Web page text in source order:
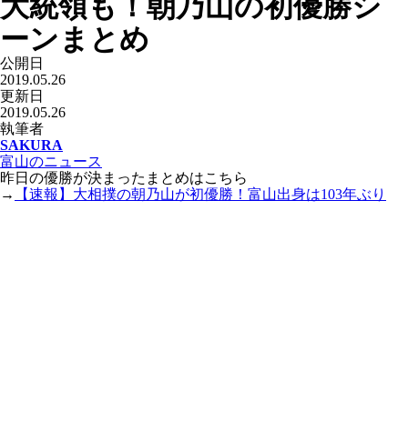
ーンまとめ
公開日
2019.05.26
更新日
2019.05.26
執筆者
SAKURA
富山のニュース
昨日の優勝が決まったまとめはこちら
→
【速報】大相撲の朝乃山が初優勝！富山出身は103年ぶり